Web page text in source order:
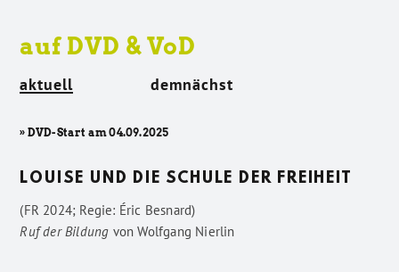
auf DVD & VoD
aktuell demnächst
» DVD-Start am 04.09.2025
LOUISE UND DIE SCHULE DER FREIHEIT
(FR 2024; Regie: Éric Besnard)
Ruf der Bildung vonWolfgang Nierlin